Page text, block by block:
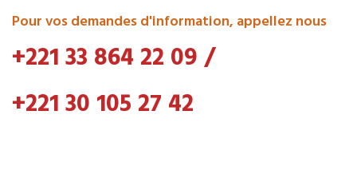
Pour vos demandes d'information, appellez nous
+221 33 864 22 09/
+221 30 105 27 42